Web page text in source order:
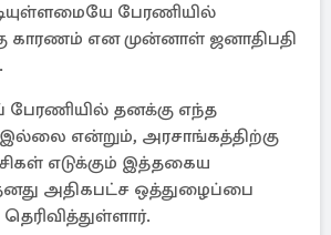
பேரணியில்
காரணம் என முன்னாள் ஜனாதிபதி
தனக்கு எந்த
என்றும், அரசாங்கத்திற்கு
எடுக்கும் இத்தகைய
அதிகபட்ச ஒத்துழைப்பை